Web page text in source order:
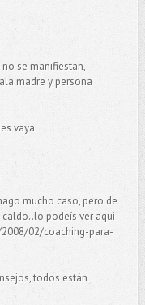
se manifiestan,
madre y persona
vaya.
mucho caso, pero de
podeís ver aqui
02/coaching-para-
todos están